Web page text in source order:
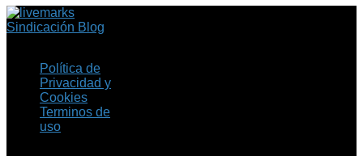
Sindicación Blog
Política de
Privacidad y
Cookies
Terminos de
uso